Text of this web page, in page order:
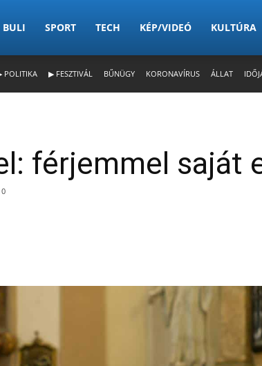
BULI SPORT TECH KÉP/VIDEÓ KULTÚRA
POLITIKA ▶ FESZTIVÁL BŰNÜGY KORONAVÍRUS ÁLLAT
férjemmel saját
0